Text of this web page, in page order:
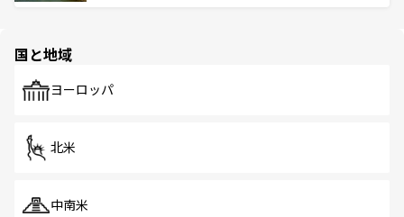
で、ホーカーズは地元の風情を楽しめる外せないスポット
国と地域
ヨーロッパ
北米
中南米